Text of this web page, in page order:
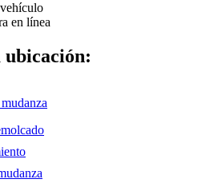
en línea
ubicación: